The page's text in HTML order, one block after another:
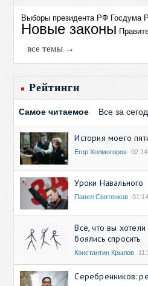
Выборы президента РФ Госдума
Новые законы
все темы →
Рейтинги
Самое читаемое Все за
История моего
Егор Холмогоров 02:14
Уроки Навального
Павел Святенков 01:14
Всё, что вы
боялись спросить
Константин Крылов
Серебренников: